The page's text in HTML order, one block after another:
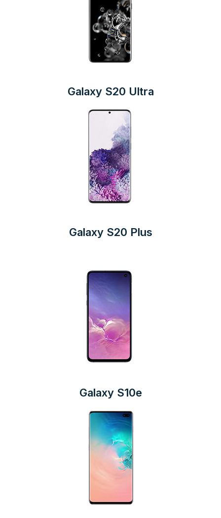
Galaxy S20 Ultra
Galaxy S20 Plus
Galaxy S10e